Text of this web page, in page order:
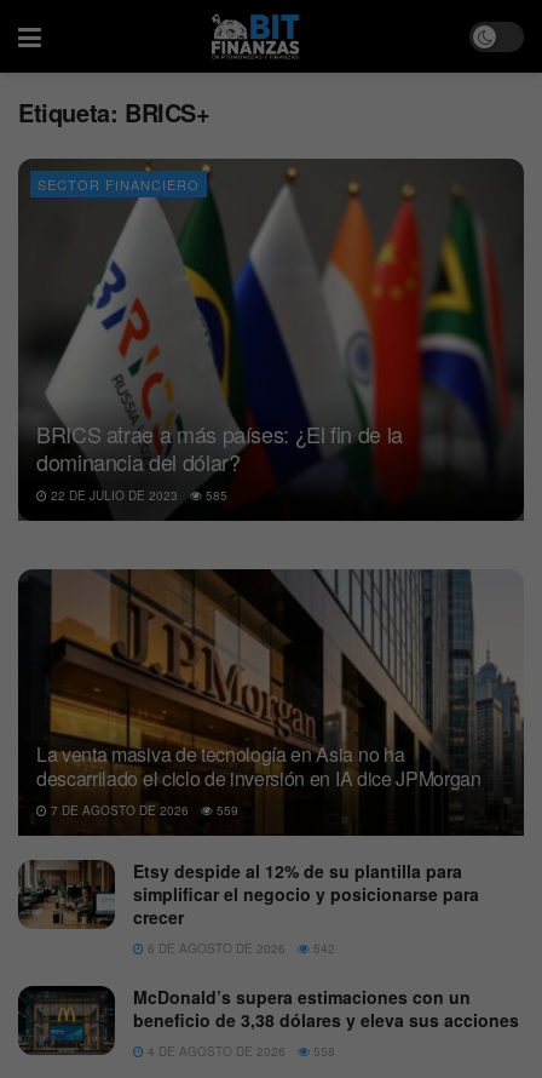
Etiqueta: BRICS+
SECTOR FINANCIERO
BRICS atrae a más países: ¿El fin de la
dominancia del dólar?
22 DE JULIO DE 2023 585
La venta masiva de tecnología en Asia no ha
descarrilado el ciclo de inversión en IA dice JPMorgan
7 DE AGOSTO DE 2026 559
Etsy despide al 12% de su plantilla para
simplificar el negocio y posicionarse para
crecer
6 DE AGOSTO DE 2026 542
McDonald’s supera estimaciones con un
beneficio de 3,38 dólares y eleva sus acciones
4 DE AGOSTO DE 2026 558